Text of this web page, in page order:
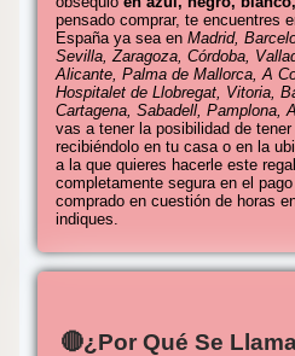
pensado comprar, te encuentres
España ya sea en Madrid,
Sevilla, Zaragoza, Córdoba,
Alicante, Palma de Mallorca, A
Hospitalet de Llobregat, Vitoria,
Cartagena, Sabadell, Pamplona,
vas a tener la posibilidad de
recibiéndolo en tu casa o en la
a la que quieres hacerle este
completamente segura en el
comprado en cuestión de horas
indiques.
🔴¿Por Qué Se